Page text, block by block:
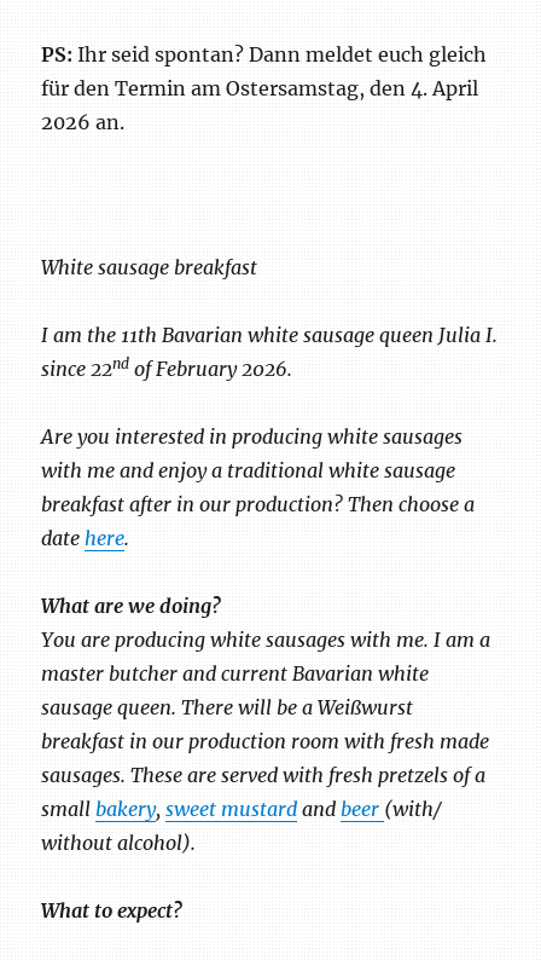
PS:Ihr seid spontan? Dann meldet euch gleich
für den Termin am Ostersamstag, den 4. April
2026 an.
White sausage breakfast
I am the 11th Bavarian white sausage queen Julia I.
since 22nd of February 2026.
Are you interested in producing white sausages
with me and enjoy a traditional white sausage
breakfast after in our production? Then choose a
date here.
What are we doing?
You are producing white sausages with me. I am a
master butcher and current Bavarian white
sausage queen. There will be a Weißwurst
breakfast in our production room with fresh made
sausages. These are served with fresh pretzels of a
small bakery,sweet mustard and beer (with/
without alcohol).
What to expect?